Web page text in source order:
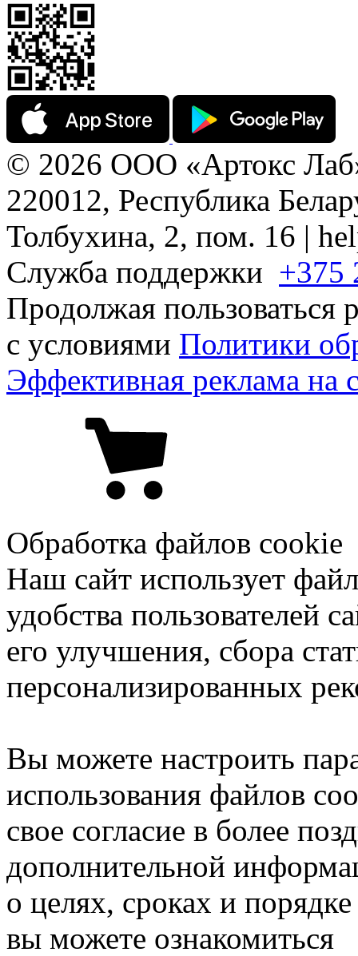
© 2026 ООО «Артокс
220012, Республика
Толбухина, 2, пом. 16 |
Служба поддержки +375
Продолжая пользоваться
с условиями Политики
Эффективная реклама на
Обработка файлов cookie
Наш сайт использует
удобства пользователей
его улучшения, сбора
персонализированных
Вы можете настроить
использования файлов
свое согласие в более
дополнительной
о целях, сроках и
вы можете ознакомиться